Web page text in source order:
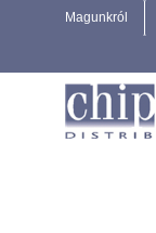
Magunkról